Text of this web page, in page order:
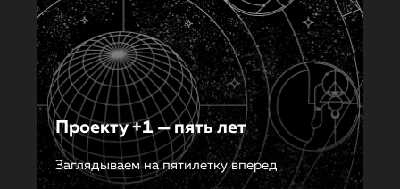
Проекту +1 — пять лет
Заглядываем на пятилетку вперед